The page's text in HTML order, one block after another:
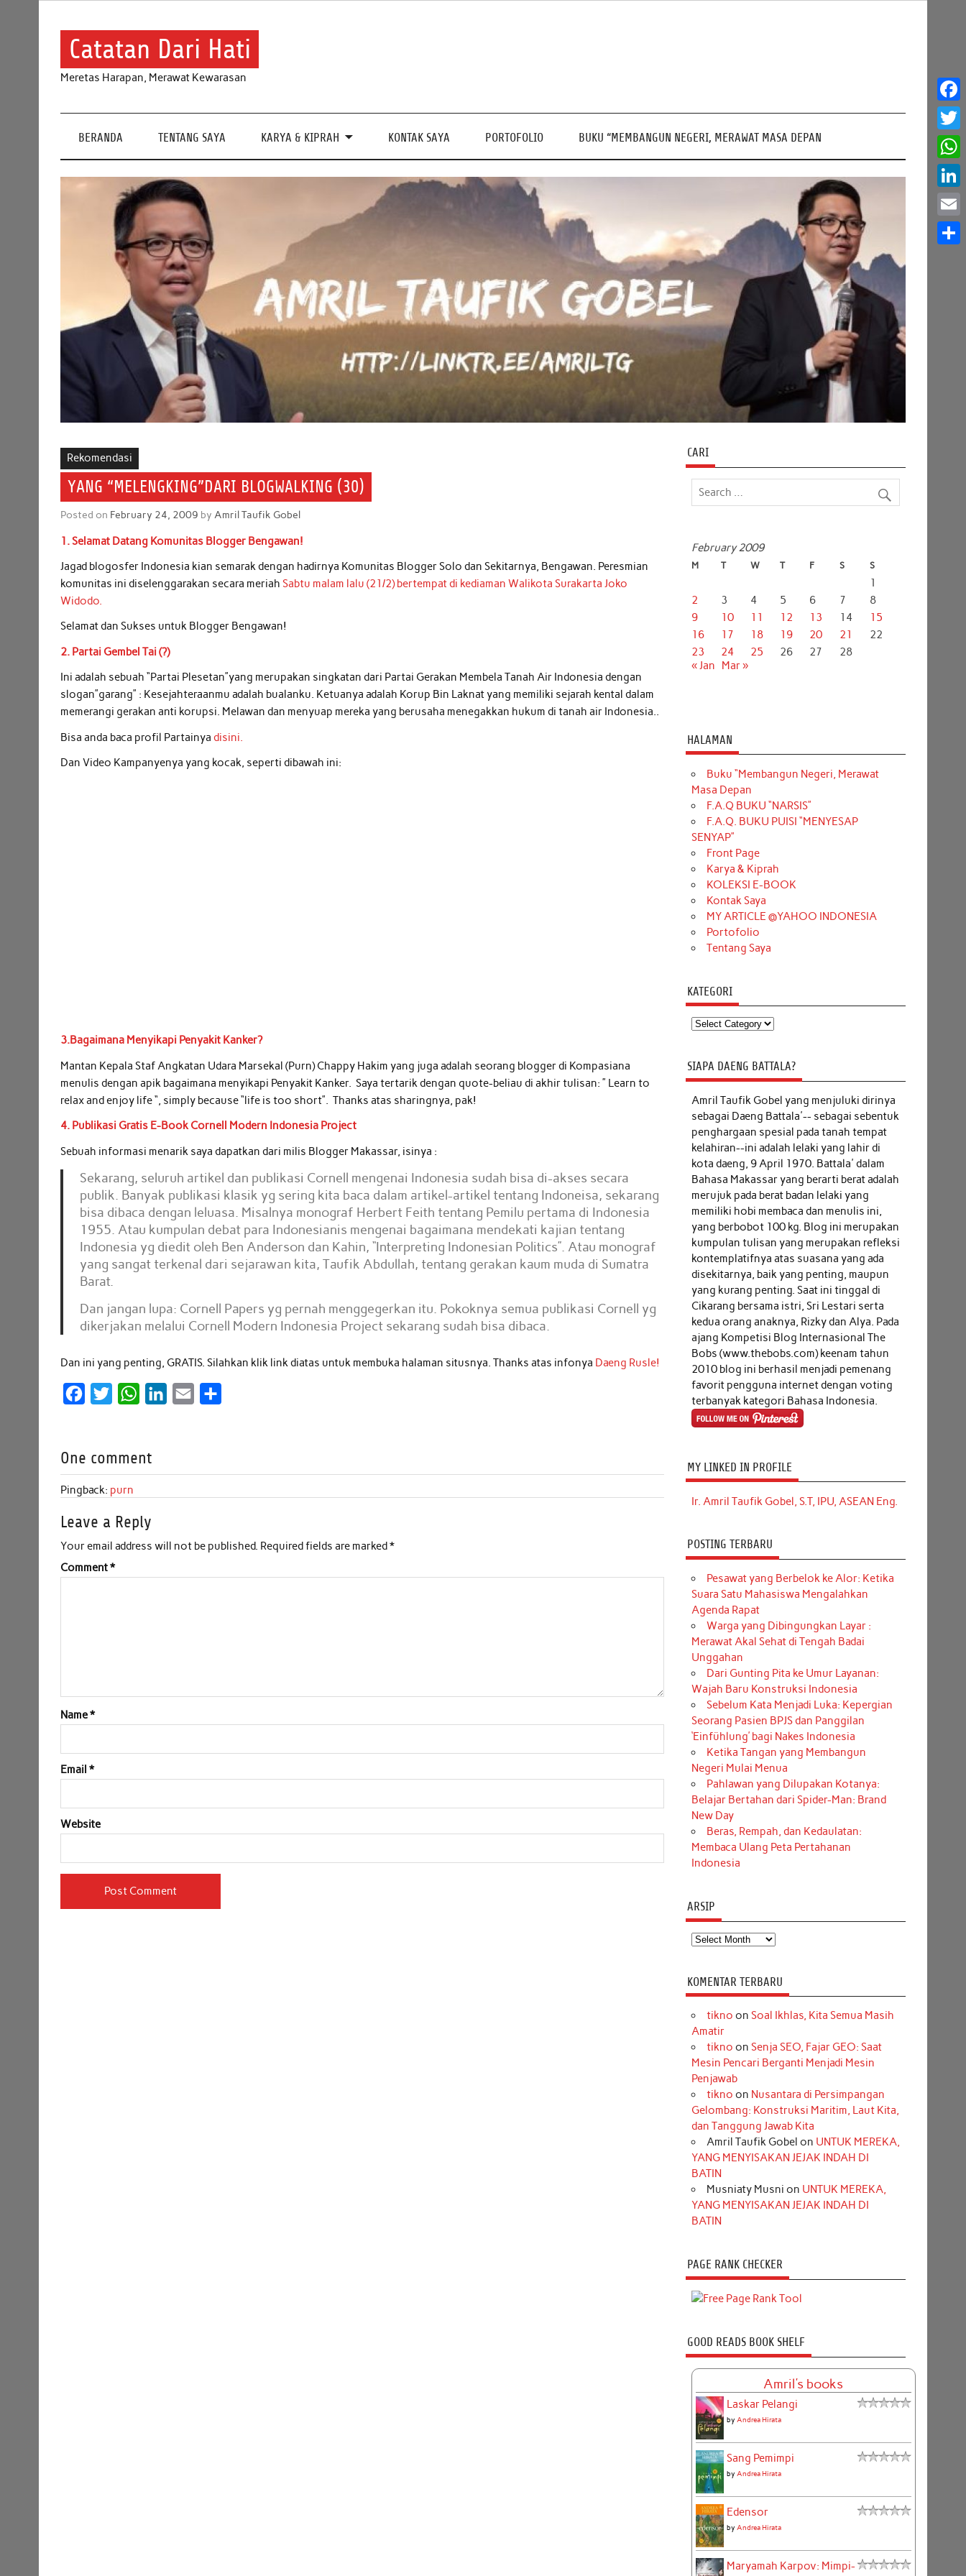
Catatan Dari Hati
Meretas Harapan, Merawat Kewarasan
BERANDA TENTANG SAYA KARYA & KIPRAH KONTAK SAYA PORTOFOLIO BUKU “MEMBANGUN NEGERI, MERAWAT MASA DEPAN
Rekomendasi
YANG “MELENGKING”DARI BLOGWALKING (30)
Posted on February 24, 2009 byAmril Taufik Gobel
1. Selamat Datang Komunitas Blogger Bengawan!
Jagad blogosfer Indonesia kian semarak dengan hadirnya Komunitas Blogger Solo dan Sekitarnya, Bengawan. Peresmian
komunitas ini diselenggarakan secara meriahSabtu malam lalu (21/2) bertempat di kediaman Walikota Surakarta Joko
Widodo.
Selamat dan Sukses untuk Blogger Bengawan!
2. Partai Gembel Tai (?)
Ini adalah sebuah “Partai Plesetan”yang merupakan singkatan dari Partai Gerakan Membela Tanah Air Indonesia dengan
slogan”garang” : Kesejahteraanmu adalah bualanku. Ketuanya adalah Korup Bin Laknat yang memiliki sejarah kental dalam
memerangi gerakan anti korupsi. Melawan dan menyuap mereka yang berusaha menegakkan hukum di tanah air Indonesia..
Bisa anda baca profil Partainya disini.
Dan Video Kampanyenya yang kocak, seperti dibawah ini:
3.Bagaimana Menyikapi Penyakit Kanker?
Mantan Kepala Staf Angkatan Udara Marsekal (Purn) Chappy Hakim yang juga adalah seorang blogger di Kompasiana
menulis dengan apik bagaimana menyikapi Penyakit Kanker. Saya tertarik dengan quote-beliau di akhir tulisan: ” Learn to
relax and enjoy life “, simply because “life is too short”. Thanks atas sharingnya, pak!
4. Publikasi Gratis E-Book Cornell Modern Indonesia Project
Sebuah informasi menarik saya dapatkan dari milis Blogger Makassar, isinya :
Sekarang, seluruh artikel dan publikasi Cornell mengenai Indonesia sudah bisa di-akses secara
publik. Banyak publikasi klasik yg sering kita baca dalam artikel-artikel tentang Indoneisa, sekarang
bisa dibaca dengan leluasa. Misalnya monograf Herbert Feith tentang Pemilu pertama di Indonesia
1955. Atau kumpulan debat para Indonesianis mengenai bagaimana mendekati kajian tentang
Indonesia yg diedit oleh Ben Anderson dan Kahin, “Interpreting Indonesian Politics”. Atau monograf
yang sangat terkenal dari sejarawan kita, Taufik Abdullah, tentang gerakan kaum muda di Sumatra
Barat.
Dan jangan lupa: Cornell Papers yg pernah menggegerkan itu. Pokoknya semua publikasi Cornell yg
dikerjakan melalui Cornell Modern Indonesia Project sekarang sudah bisa dibaca.
Dan ini yang penting, GRATIS. Silahkan klik link diatas untuk membuka halaman situsnya. Thanks atas infonya Daeng Rusle!
e
b
o
o
k
t
t
e
W
t
s
A
p
p
e
d
n
l
e
One comment
Pingback: purn
Leave a Reply
Your email address will not be published. Required fields are marked*
Comment*
Name*
Email*
Website
CARI
February 2009
M T W T F S S
1
2
3 4 5 6 7
8
9
10 11 12 13 14
15
16
17 18 19 20 21
22
23
24 25 26 27
28
« Jan
Mar »
HALAMAN
Buku “Membangun Negeri, Merawat
Masa Depan
F.A.Q BUKU “NARSIS”
F.A.Q. BUKU PUISI “MENYESAP
SENYAP”
Front Page
Karya & Kiprah
KOLEKSI E-BOOK
Kontak Saya
MY ARTICLE @YAHOO INDONESIA
Portofolio
Tentang Saya
KATEGORI
Kategori
SIAPA DAENG BATTALA?
Amril Taufik Gobel yang menjuluki dirinya
sebagai Daeng Battala'-- sebagai sebentuk
penghargaan spesial pada tanah tempat
kelahiran--ini adalah lelaki yang lahir di
kota daeng, 9 April 1970. Battala' dalam
Bahasa Makassar yang berarti berat adalah
merujuk pada berat badan lelaki yang
memiliki hobi membaca dan menulis ini,
yang berbobot 100 kg. Blog ini merupakan
kumpulan tulisan yang merupakan refleksi
kontemplatifnya atas suasana yang ada
disekitarnya, baik yang penting, maupun
yang kurang penting. Saat ini tinggal di
Cikarang bersama istri, Sri Lestari serta
kedua orang anaknya, Rizky dan Alya. Pada
ajang Kompetisi Blog Internasional The
Bobs (www.thebobs.com) keenam tahun
2010 blog ini berhasil menjadi pemenang
favorit pengguna internet dengan voting
terbanyak kategori Bahasa Indonesia.
MY LINKED IN PROFILE
Ir. Amril Taufik Gobel, S.T, IPU, ASEAN Eng.
POSTING TERBARU
Pesawat yang Berbelok ke Alor: Ketika
Suara Satu Mahasiswa Mengalahkan
Agenda Rapat
Warga yang Dibingungkan Layar :
Merawat Akal Sehat di Tengah Badai
Unggahan
Dari Gunting Pita ke Umur Layanan:
Wajah Baru Konstruksi Indonesia
Sebelum Kata Menjadi Luka: Kepergian
Seorang Pasien BPJS dan Panggilan
‘Einfühlung’ bagi Nakes Indonesia
Ketika Tangan yang Membangun
Negeri Mulai Menua
Pahlawan yang Dilupakan Kotanya:
Belajar Bertahan dari Spider-Man: Brand
New Day
Beras, Rempah, dan Kedaulatan:
Membaca Ulang Peta Pertahanan
Indonesia
ARSIP
Arsip
KOMENTAR TERBARU
tikno on Soal Ikhlas, Kita Semua Masih
Amatir
tikno on Senja SEO, Fajar GEO: Saat
Mesin Pencari Berganti Menjadi Mesin
Penjawab
tikno on Nusantara di Persimpangan
Gelombang: Konstruksi Maritim, Laut Kita,
dan Tanggung Jawab Kita
Amril Taufik Gobel on UNTUK MEREKA,
YANG MENYISAKAN JEJAK INDAH DI
BATIN
Musniaty Musni on UNTUK MEREKA,
YANG MENYISAKAN JEJAK INDAH DI
BATIN
PAGE RANK CHECKER
GOOD READS BOOK SHELF
Amril's books
Laskar Pelangi
by Andrea Hirata
Sang Pemimpi
by Andrea Hirata
Edensor
by Andrea Hirata
Maryamah Karpov: Mimpi-
Email